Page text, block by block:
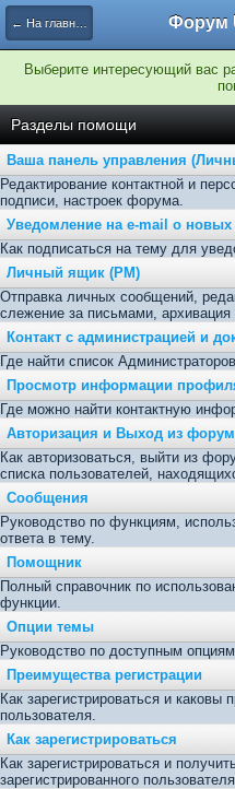
← На главную
Выберите интересующий вас
Разделы помощи
Ваша панель управления
Редактирование контактной и
подписи, настроек форума.
Уведомление на e-mail о
Как подписаться на тему для
Личный ящик (PM)
Отправка личных сообщений,
слежение за письмами,
Контакт с администрацией и
Где найти список
Просмотр информации
Где можно найти контактную
Авторизация и Выход из
Как авторизоваться, выйти из
списка пользователей,
Сообщения
Руководство по функциям,
ответа в тему.
Помощник
Полный справочник по
функции.
Опции темы
Руководство по доступным
Преимущества регистрации
Как зарегистрироваться и каковы
пользователя.
Как зарегистрироваться
Как зарегистрироваться и
зарегистрированного